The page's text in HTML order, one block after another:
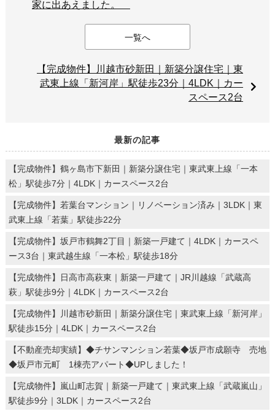
家に出あえました。
一覧へ
【完成物件】川越市砂新田｜新築分譲住宅｜東
武東上線「新河岸」駅徒歩23分｜4LDK｜カー
スペース2台
最新の記事
【完成物件】鶴ヶ島市下新田｜新築分譲住宅｜東武東上線「一本
松」駅徒歩7分｜4LDK｜カースペース2台
【完成物件】若葉台マンション｜リノベーション済み｜3LDK｜東
武東上線「若葉」駅徒歩22分
【完成物件】坂戸市鶴舞2丁目｜新築一戸建て｜4LDK｜カースペ
ース3台｜東武越生線「一本松」駅徒歩18分
【完成物件】日高市高萩東｜新築一戸建て｜JR川越線「武蔵高
萩」駅徒歩9分｜4LDK｜カースペース2台
【完成物件】川越市砂新田｜新築分譲住宅｜東武東上線「新河岸」
駅徒歩15分｜4LDK｜カースペース2台
【不動産売却実績】◆チサンマンション若葉◆坂戸市成願寺 売地
◆坂戸市元町 1棟売アパート◆UPしました！
【完成物件】嵐山町志賀｜新築一戸建て｜東武東上線「武蔵嵐山」
駅徒歩9分｜3LDK｜カースペース2台